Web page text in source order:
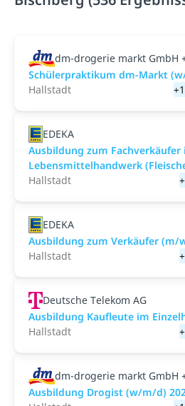
dm-drogerie markt GmbH
Schülerpraktikum dm-Markt
Hallstadt
EDEKA
Ausbildung zum Fachverkäufer
Lebensmittelhandwerk
Hallstadt
EDEKA
Ausbildung zum Verkäufer (m/
Hallstadt
Deutsche Telekom AG
Ausbildung Kaufleute im
Hallstadt
dm-drogerie markt GmbH
Ausbildung Drogist (w/m/d)